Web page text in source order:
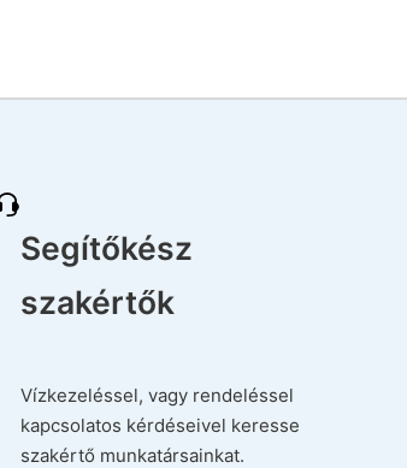
Segítőkész
szakértők
Vízkezeléssel, vagy rendeléssel
kapcsolatos kérdéseivel keresse
szakértő munkatársainkat.